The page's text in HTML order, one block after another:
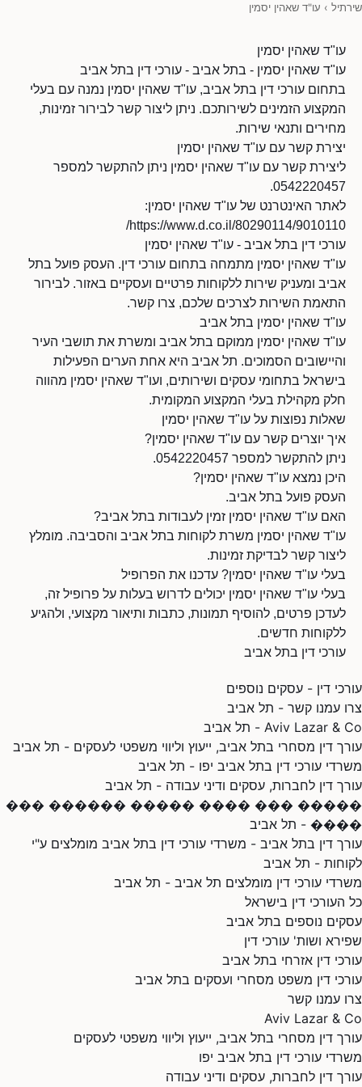
שירתיל › עו"ד שאהין יסמין
עו"ד שאהין יסמין
עו"ד שאהין יסמין - בתל אביב - עורכי דין בתל אביב
בתחום עורכי דין בתל אביב, עו"ד שאהין יסמין נמנה עם בעלי
המקצוע הזמינים לשירותכם. ניתן ליצור קשר לבירור זמינות,
מחירים ותנאי שירות.
יצירת קשר עם עו"ד שאהין יסמין
ליצירת קשר עם עו"ד שאהין יסמין ניתן להתקשר למספר
0542220457.
לאתר האינטרנט של עו"ד שאהין יסמין:
https://www.d.co.il/80290114/9010110/
עורכי דין בתל אביב - עו"ד שאהין יסמין
עו"ד שאהין יסמין מתמחה בתחום עורכי דין. העסק פועל בתל
אביב ומעניק שירות ללקוחות פרטיים ועסקיים באזור. לבירור
התאמת השירות לצרכים שלכם, צרו קשר.
עו"ד שאהין יסמין בתל אביב
עו"ד שאהין יסמין ממוקם בתל אביב ומשרת את תושבי העיר
והיישובים הסמוכים. תל אביב היא אחת הערים הפעילות
בישראל בתחומי עסקים ושירותים, ועו"ד שאהין יסמין מהווה
חלק מקהילת בעלי המקצוע המקומית.
שאלות נפוצות על עו"ד שאהין יסמין
איך יוצרים קשר עם עו"ד שאהין יסמין?
ניתן להתקשר למספר 0542220457.
היכן נמצא עו"ד שאהין יסמין?
העסק פועל בתל אביב.
האם עו"ד שאהין יסמין זמין לעבודות בתל אביב?
עו"ד שאהין יסמין משרת לקוחות בתל אביב והסביבה. מומלץ
ליצור קשר לבדיקת זמינות.
בעלי עו"ד שאהין יסמין? עדכנו את הפרופיל
בעלי עו"ד שאהין יסמין יכולים לדרוש בעלות על פרופיל זה,
לעדכן פרטים, להוסיף תמונות, כתבות ותיאור מקצועי, ולהגיע
ללקוחות חדשים.
עורכי דין בתל אביב
עורכי דין - עסקים נוספים
צרו עמנו קשר - תל אביב
Aviv Lazar & Co - תל אביב
עורך דין מסחרי בתל אביב, ייעוץ וליווי משפטי לעסקים - תל אביב
משרדי עורכי דין בתל אביב יפו - תל אביב
עורך דין לחברות, עסקים ודיני עבודה - תל אביב
����� ��� ���� ����� ������ ���
���� - תל אביב
עורך דין בתל אביב - משרדי עורכי דין בתל אביב מומלצים ע"י
לקוחות - תל אביב
משרדי עורכי דין מומלצים תל אביב - תל אביב
כל העורכי דין בישראל
עסקים נוספים בתל אביב
שפירא ושות' עורכי דין
עורכי דין אזרחי בתל אביב
עורכי דין משפט מסחרי ועסקים בתל אביב
צרו עמנו קשר
Aviv Lazar & Co
עורך דין מסחרי בתל אביב, ייעוץ וליווי משפטי לעסקים
משרדי עורכי דין בתל אביב יפו
עורך דין לחברות, עסקים ודיני עבודה